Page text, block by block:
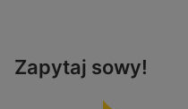
Zapytaj sowy!